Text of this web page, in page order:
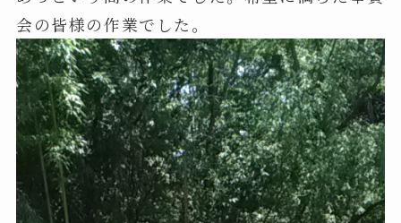
会の皆様の作業でした。